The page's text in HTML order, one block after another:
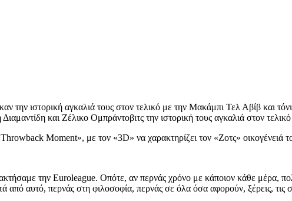
την ιστορική αγκαλιά τους στον τελικό με την Μακάμπι Τελ Αβίβ και
και Ζέλικο Ομπράντοβιτς την ιστορική τους αγκαλιά στον
Moment», με τον «3D» να χαρακτηρίζει τον «Ζοτς» οικογένειά
την Euroleague. Οπότε, αν περνάς χρόνο με κάποιον κάθε μέρα,
από αυτό, περνάς στη φιλοσοφία, περνάς σε όλα όσα αφορούν, ξέρεις,